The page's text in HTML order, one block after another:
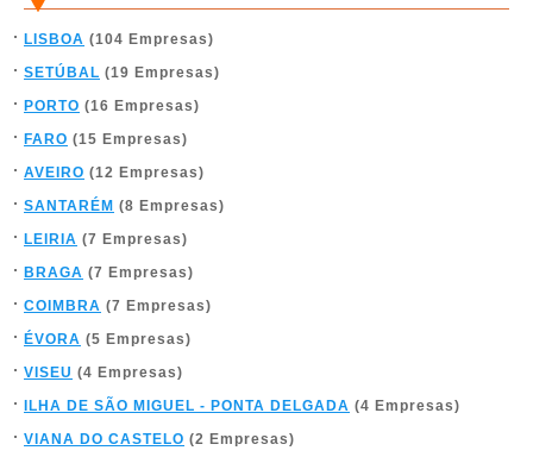
LISBOA (104 Empresas)
SETÚBAL (19 Empresas)
PORTO (16 Empresas)
FARO (15 Empresas)
AVEIRO (12 Empresas)
SANTARÉM (8 Empresas)
LEIRIA (7 Empresas)
BRAGA (7 Empresas)
COIMBRA (7 Empresas)
ÉVORA (5 Empresas)
VISEU (4 Empresas)
ILHA DE SÃO MIGUEL - PONTA DELGADA (4 Empresas)
VIANA DO CASTELO (2 Empresas)